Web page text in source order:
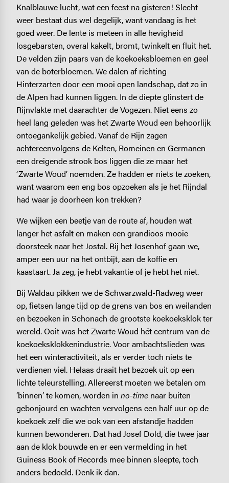
Knalblauwe lucht, wat een feest na gisteren! Slecht
weer bestaat dus wel degelijk, want vandaag is het
goed weer. De lente is meteen in alle hevigheid
losgebarsten, overal kakelt, bromt, twinkelt en fluit het.
De velden zijn paars van de koekoeksbloemen en geel
van de boterbloemen. We dalen af richting
Hinterzarten door een mooi open landschap, dat zo in
de Alpen had kunnen liggen. In de diepte glinstert de
Rijnvlakte met daarachter de Vogezen. Niet eens zo
heel lang geleden was het Zwarte Woud een behoorlijk
ontoegankelijk gebied. Vanaf de Rijn zagen
achtereenvolgens de Kelten, Romeinen en Germanen
een dreigende strook bos liggen die ze maar het
‘Zwarte Woud’ noemden. Ze hadden er niets te zoeken,
want waarom een eng bos opzoeken als je het Rijndal
had waar je doorheen kon trekken?
We wijken een beetje van de route af, houden wat
langer het asfalt en maken een grandioos mooie
doorsteek naar het Jostal. Bij het Josenhof gaan we,
amper een uur na het ontbijt, aan de koffie en
kaastaart. Ja zeg, je hebt vakantie of je hebt het niet.
Bij Waldau pikken we de Schwarzwald-Radweg weer
op, fietsen lange tijd op de grens van bos en weilanden
en bezoeken in Schonach de grootste koekoeksklok ter
wereld. Ooit was het Zwarte Woud hét centrum van de
koekoeksklokken­industrie. Voor ambachtslieden was
het een winteractiviteit, als er verder toch niets te
verdienen viel. Helaas draait het bezoek uit op een
lichte teleurstelling. Allereerst moeten we betalen om
‘binnen’ te komen, worden in no-timenaar buiten
gebonjourd en wachten vervolgens een half uur op de
koekoek zelf die we ook van een afstandje hadden
kunnen bewonderen. Dat had Josef Dold, die twee jaar
aan de klok bouwde en er een vermelding in het
Guiness Book of Records mee binnen sleepte, toch
anders bedoeld. Denk ik dan.